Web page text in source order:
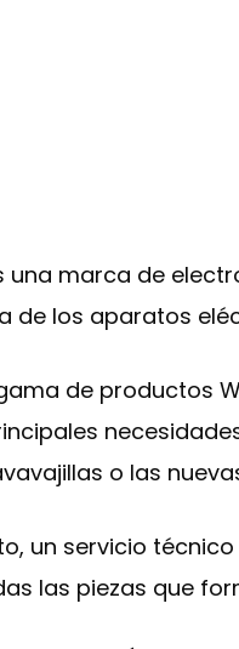
una marca de
de los aparatos
de productos
o las
un servicio
las piezas que